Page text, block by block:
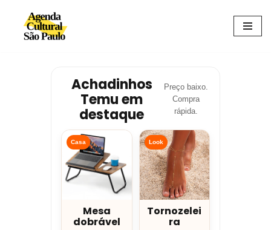
Avançar
Achadinhos
Temu em
destaque
Preço baixo.
Compra
rápida.
Casa
Mesa
dobrável
Look
Tornozelei
ra